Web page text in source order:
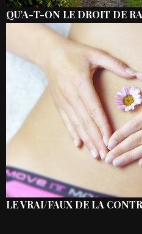
QU’A-T-ON LE DROIT DE
LE VRAI/FAUX DE LA